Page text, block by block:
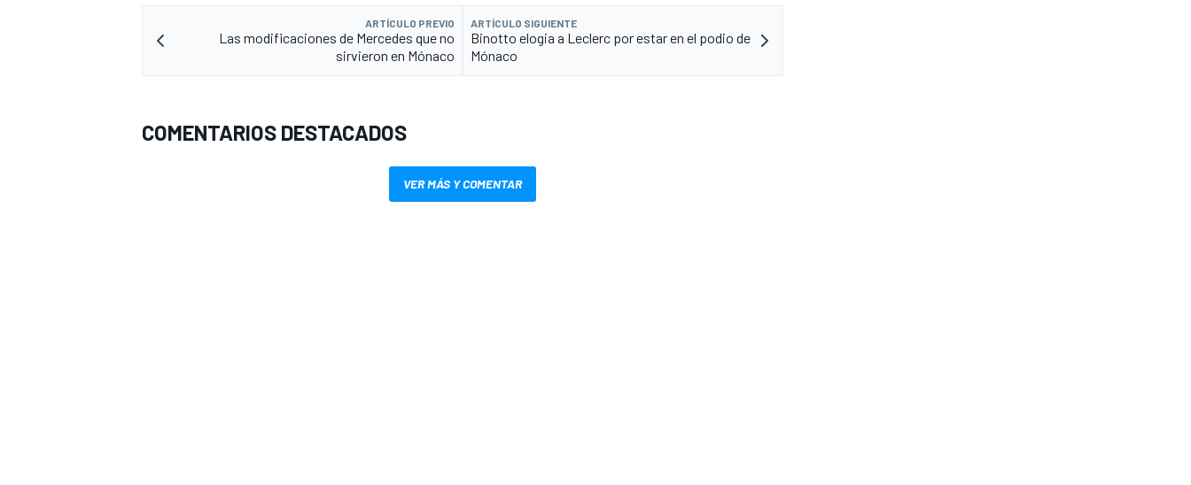
ARTÍCULO PREVIO
Las modificaciones de Mercedes que no
sirvieron en Mónaco
ARTÍCULO SIGUIENTE
Binotto elogia a Leclerc por estar en el podio de
Mónaco
COMENTARIOS DESTACADOS
VER MÁS Y COMENTAR